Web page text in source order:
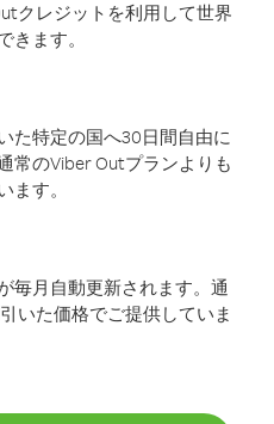
クレジットを利用して世界
きます。
た特定の国へ30日間自由に
常のViber Outプランよりも
ます。
毎月自動更新されます。通
いた価格でご提供していま